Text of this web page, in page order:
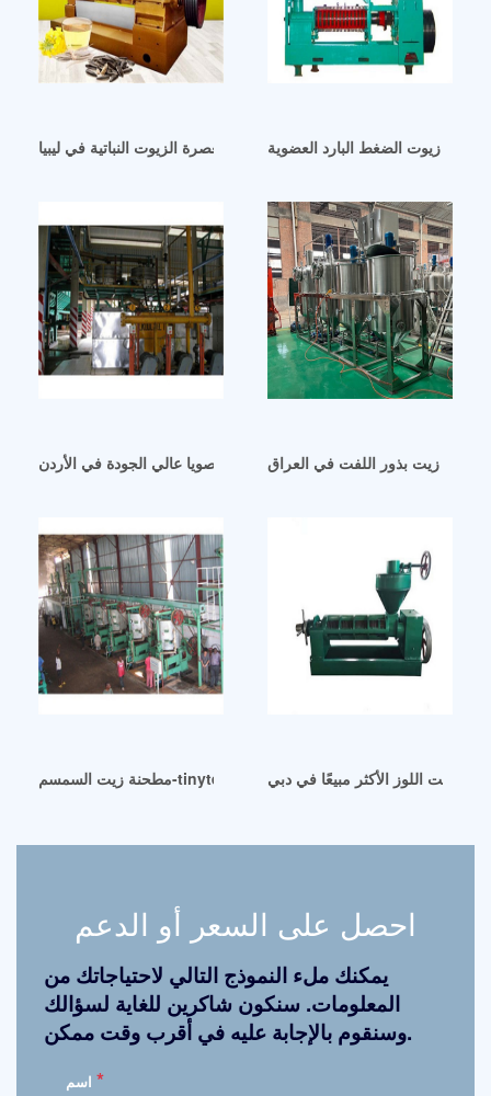
تقرير مشروع معصرة الزيوت النباتية في ليبيازيوت الضغط البارد العضوية
سعر معالجة زيت فول الصويا عالي الجودة في الأردنتكرير زيت بذور اللفت في العراق
مطحنة زيت السمسم-tinytech udyog في السودان
زيت اللوز الأكثر مبيعًا في دبي
احصل على السعر أو الدعم
يمكنك ملء النموذج التالي لاحتياجاتك من
المعلومات. سنكون شاكرين للغاية لسؤالك
وسنقوم بالإجابة عليه في أقرب وقت ممكن.
*